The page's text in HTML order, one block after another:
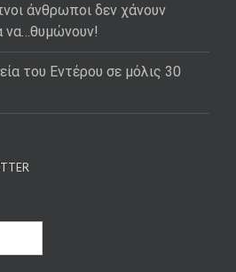
άνθρωποι δεν χάνουν
να…θυμώνουν!
του Εντέρου σε μόλις 30